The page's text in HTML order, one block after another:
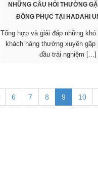
NHỮNG CÂU HỎI THƯỜNG
ĐỒNG PHỤC TẠI HADAHI
Tổng hợp và giải đáp những khó
khách hàng thường xuyên gặp
đầu trải nghiệm [...]
6 7 8 9 10